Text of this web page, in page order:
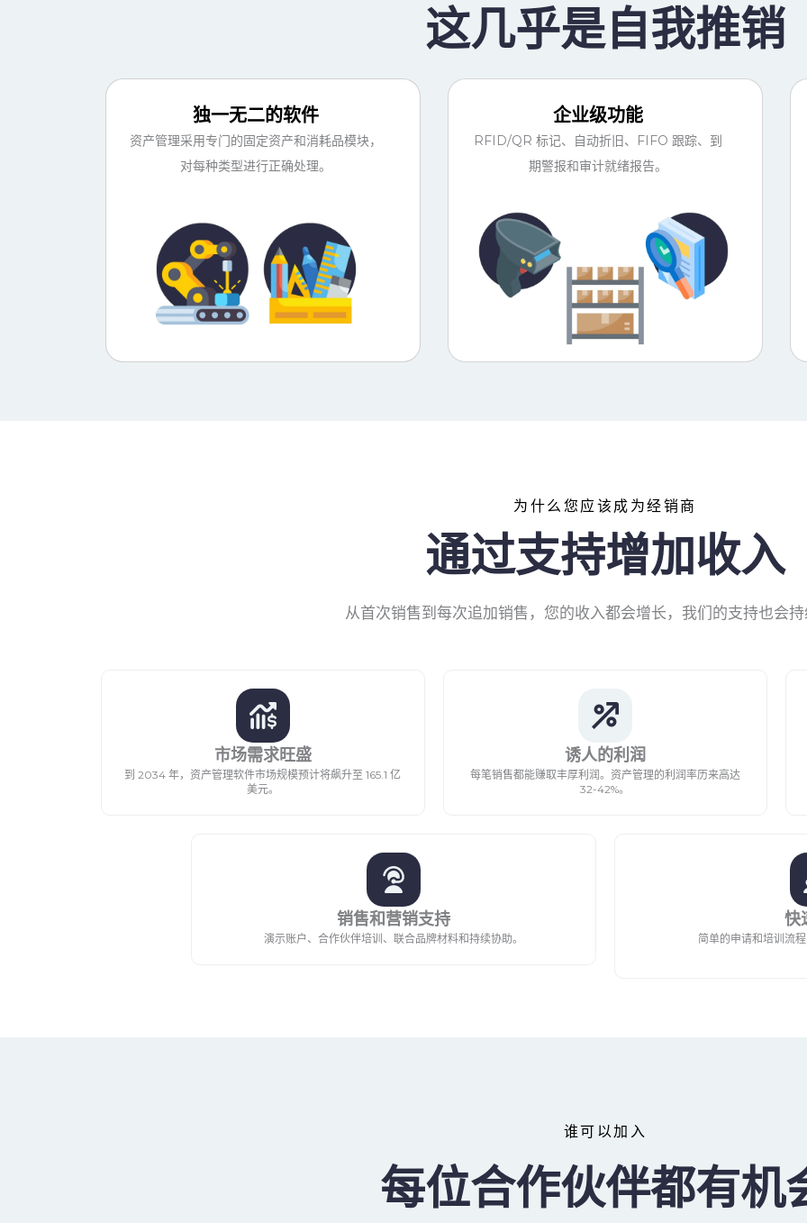
这几乎是自我推销
独一无二的软件
资产管理采用专门的固定资产和消耗品模块，
对每种类型进行正确处理。
企业级功能
RFID/QR 标记、自动折旧、FIFO 跟踪、到
期警报和审计就绪报告。
为什么您应该成为经销商
通过支持增加收入
从首次销售到每次追加销售，您的收入都会增长，我们的支持也会
市场需求旺盛
到 2034 年，资产管理软件市场规模预计将飙升至 165.1 亿
美元。
诱人的利润
每笔销售都能赚取丰厚利润。资产管理的利润率历来高达
32-42%。
销售和营销支持
演示账户、合作伙伴培训、联合品牌材料和持续协助。
快
简单的申请和培训流
谁可以加入
每位合作伙伴都有机